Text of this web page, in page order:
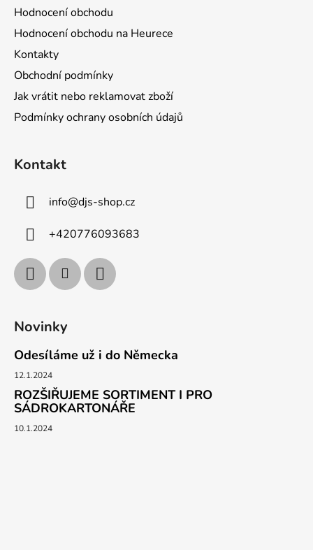
Hodnocení obchodu
Hodnocení obchodu na Heurece
Kontakty
Obchodní podmínky
Jak vrátit nebo reklamovat zboží
Podmínky ochrany osobních údajů
Kontakt
info@djs-shop.cz
+420776093683
Novinky
Odesíláme už i do Německa
12.1.2024
ROZŠIŘUJEME SORTIMENT I PRO
SÁDROKARTONÁŘE
10.1.2024